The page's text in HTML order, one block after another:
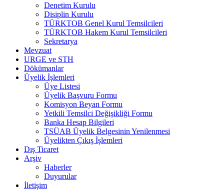
Denetim Kurulu
Disiplin Kurulu
TÜRKTOB Genel Kurul Temsilcileri
TÜRKTOB Hakem Kurul Temsilcileri
Sekretarya
Mevzuat
URGE ve STH
Dökümanlar
Üyelik İşlemleri
Üye Listesi
Üyelik Başvuru Formu
Komisyon Beyan Formu
Yetkili Temsilci Değişikliği Formu
Banka Hesap Bilgileri
TSÜAB Üyelik Belgesinin Yenilenmesi
Üyelikten Çıkış İşlemleri
Dış Ticaret
Arşiv
Haberler
Duyurular
İletişim